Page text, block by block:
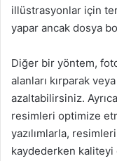
illüstrasyonlar için
yapar ancak dosya
Diğer bir yöntem,
alanları kırparak
azaltabilirsiniz.
resimleri optimize
yazılımlarla,
kaydederken kaliteyi